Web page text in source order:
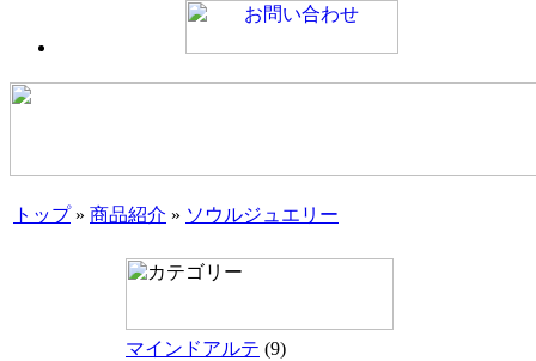
トップ» 商品紹介 » ソウルジュエリー
マインドアルテ (9)